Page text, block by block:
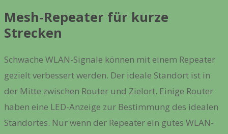
Mesh-Repeater für kurze
Strecken
Schwache WLAN-Signale können mit einem Repeater
gezielt verbessert werden. Der ideale Standort ist in
der Mitte zwischen Router und Zielort. Einige Router
haben eine LED-Anzeige zur Bestimmung des idealen
Standortes. Nur wenn der Repeater ein gutes WLAN-